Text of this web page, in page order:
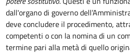
dall'organo di governo
deve concludere il procedimento,
competenti o con la nomina di un
termine pari alla metà di quello